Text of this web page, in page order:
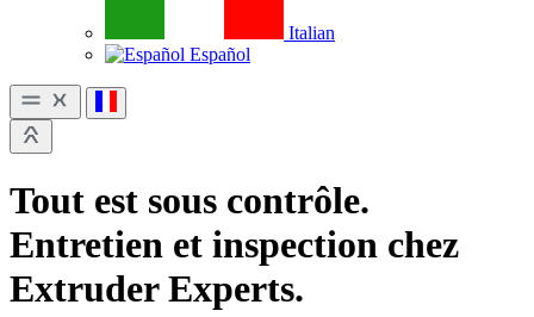
Italian
Español
Tout est sous contrôle.
Entretien et inspection chez
Extruder Experts.